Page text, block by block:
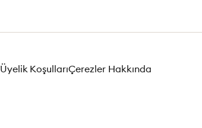
Üyelik KoşullarıÇerezler Hakkında